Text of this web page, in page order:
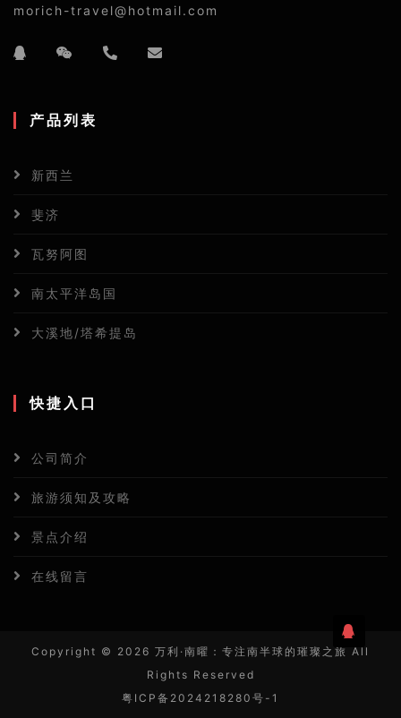
morich-travel@hotmail.com
产品列表
新西兰
斐济
瓦努阿图
南太平洋岛国
大溪地/塔希提岛
快捷入口
公司简介
旅游须知及攻略
景点介绍
在线留言
Copyright © 2026 万利·南曜：专注南半球的璀璨之旅 All
Rights Reserved
粤ICP备2024218280号-1